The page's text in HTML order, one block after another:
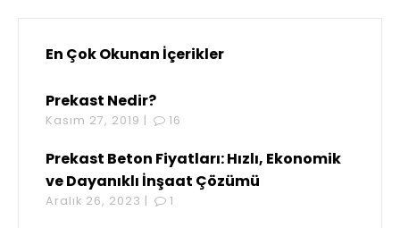
En Çok Okunan İçerikler
Prekast Nedir?
Kasım 27, 2019 | 16
Prekast Beton Fiyatları: Hızlı, Ekonomik
ve Dayanıklı İnşaat Çözümü
Aralık 26, 2023 | 1